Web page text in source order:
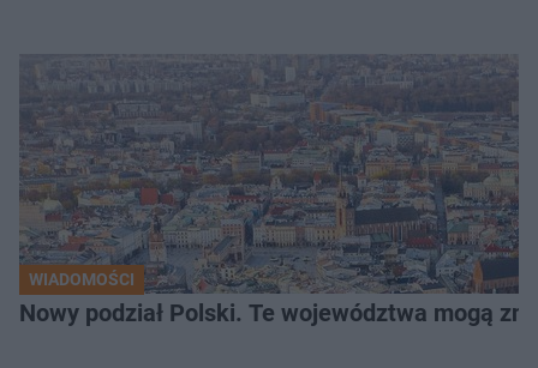
WIADOMOŚCI
Nowy podział Polski. Te województwa mogą